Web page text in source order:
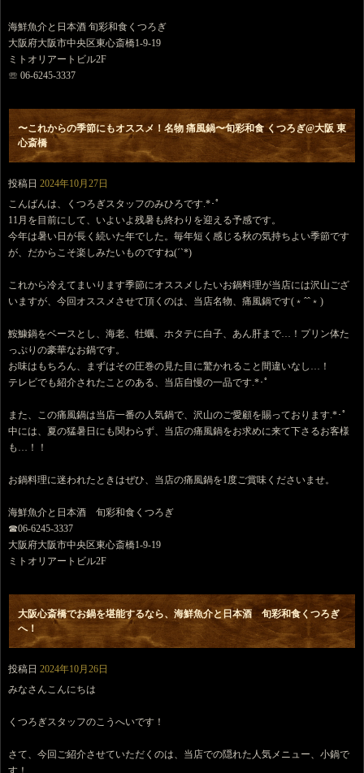
海鮮魚介と日本酒 旬彩和食くつろぎ
大阪府大阪市中央区東心斎橋1-9-19
ミトオリアートビル2F
☏ 06-6245-3337
〜これからの季節にもオススメ！名物 痛風鍋〜旬彩和食 くつろぎ@大阪 東
心斎橋
投稿日 2024年10月27日
こんばんは、くつろぎスタッフのみひろです.*･ﾟ
11月を目前にして、いよいよ残暑も終わりを迎える予感です。
今年は暑い日が長く続いた年でした。毎年短く感じる秋の気持ちよい季節です
が、だからこそ楽しみたいものですね(´`*)
これから冷えてまいります季節にオススメしたいお鍋料理が当店には沢山ござ
いますが、今回オススメさせて頂くのは、当店名物、痛風鍋です(﹡ˆˆ﹡)
鮟鱇鍋をベースとし、海老、牡蠣、ホタテに白子、あん肝まで…！プリン体た
っぷりの豪華なお鍋です。
お味はもちろん、まずはその圧巻の見た目に驚かれること間違いなし…！
テレビでも紹介されたことのある、当店自慢の一品です.*･ﾟ
また、この痛風鍋は当店一番の人気鍋で、沢山のご愛顧を賜っております.*･ﾟ
中には、夏の猛暑日にも関わらず、当店の痛風鍋をお求めに来て下さるお客様
も…！！
お鍋料理に迷われたときはぜひ、当店の痛風鍋を1度ご賞味くださいませ。
海鮮魚介と日本酒 旬彩和食くつろぎ
☎︎06-6245-3337
大阪府大阪市中央区東心斎橋1-9-19
ミトオリアートビル2F
大阪心斎橋でお鍋を堪能するなら、海鮮魚介と日本酒 旬彩和食くつろぎ
へ！
投稿日 2024年10月26日
みなさんこんにちは
くつろぎスタッフのこうへいです！
さて、今回ご紹介させていただくのは、当店での隠れた人気メニュー、小鍋で
す！